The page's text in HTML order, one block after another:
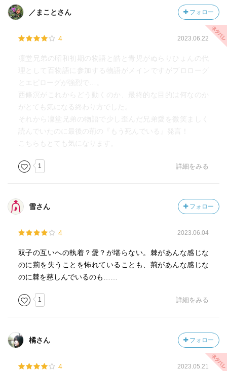
／まことさん フォロー
4 2023.06.22
凜堂兄弟の昭和初期の物語と皓と青児がぬらりひょんの代
理として百物語に参加する物語がメインですがプロローグ
とエピローグが強烈で…。
西條溟がこれからどう動くのか、最終的な目的は何なのか
がとても気になる終わり方でした。
それから凜堂兄弟の物語で少し歪んだ兄弟愛を微笑ましく
読んでいたのに最後の荊の『もう死んでいる』発言！
こちらもとても気になります。
1 詳細をみる
雪さん フォロー
4 2023.06.04
双子の互いへの執着？愛？が堪らない。棘があんな感じな
のに荊を失うことを怖れていることも、荊があんな感じな
のに棘を慈しんでいるのも……
1 詳細をみる
橘さん フォロー
4 2023.05.21